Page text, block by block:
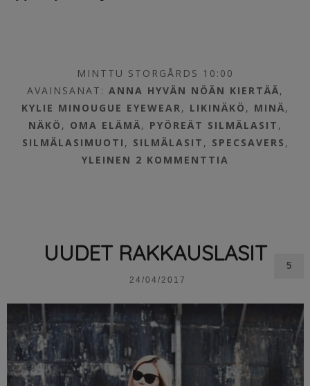
MINTTU STORGÅRDS 10:00
AVAINSANAT:ANNA HYVÄN NÖÄN KIERTÄÄ,
KYLIE MINOUGUE EYEWEAR, LIKINÄKÖ , MINÄ,
NÄKÖ , OMA ELÄMÄ, PYÖREÄT SILMÄLASIT ,
SILMÄLASIMUOTI , SILMÄLASIT , SPECSAVERS ,
YLEINEN 2 KOMMENTTIA
UUDET RAKKAUSLASIT
24/04/2017
5